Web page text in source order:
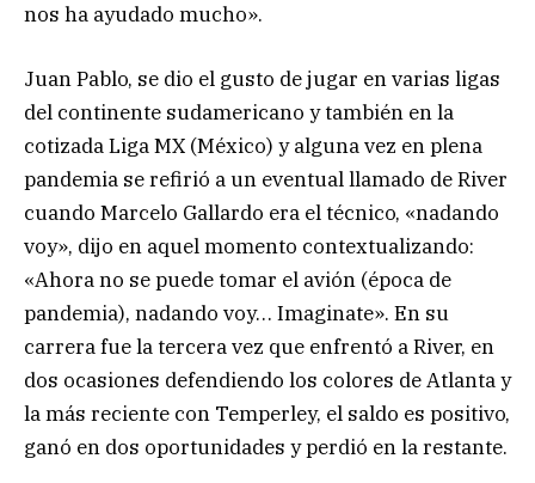
nos ha ayudado mucho».
Juan Pablo, se dio el gusto de jugar en varias ligas
del continente sudamericano y también en la
cotizada Liga MX (México) y alguna vez en plena
pandemia se refirió a un eventual llamado de River
cuando Marcelo Gallardo era el técnico, «nadando
voy», dijo en aquel momento contextualizando:
«Ahora no se puede tomar el avión (época de
pandemia), nadando voy… Imaginate». En su
carrera fue la tercera vez que enfrentó a River, en
dos ocasiones defendiendo los colores de Atlanta y
la más reciente con Temperley, el saldo es positivo,
ganó en dos oportunidades y perdió en la restante.